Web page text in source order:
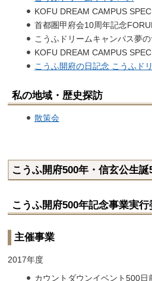
KOFU DREAM CAMPUS
首都圏甲府会10周年記念
こうふドリームキャンパス夢
KOFU DREAM CAMPUS
こうふ開府の日記念 こうふド
私の地域・歴史探訪
散策会
こうふ開府500年・信玄公生
こうふ開府500年記念事業実行
主催事業
2017年度
カウントダウンイベント500日